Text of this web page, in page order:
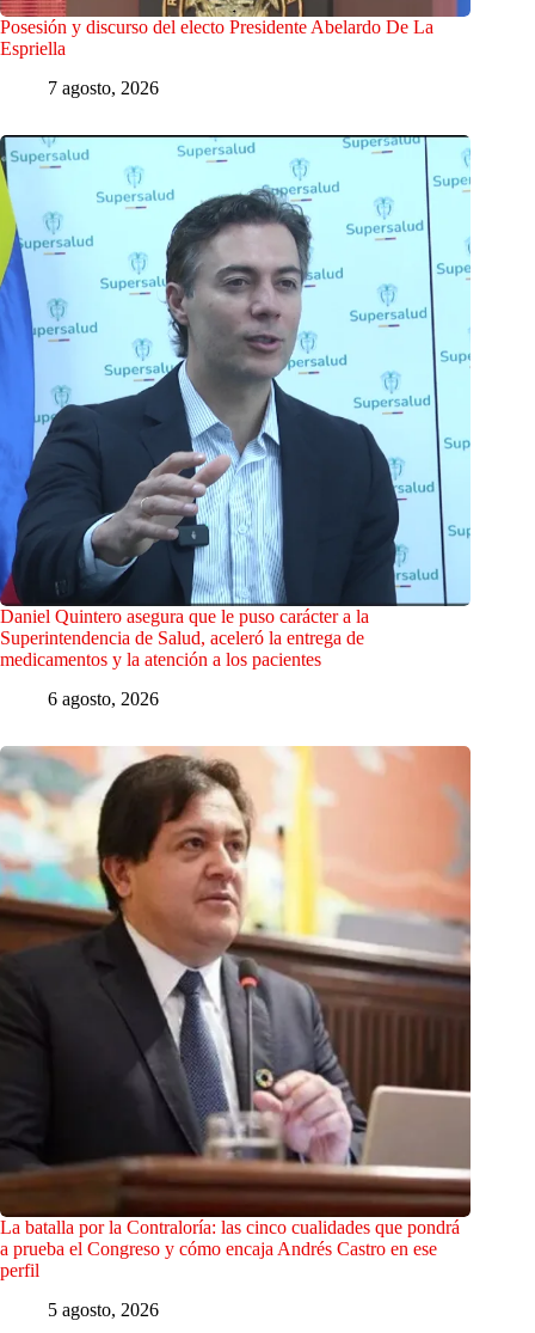
Posesión y discurso del electo Presidente Abelardo De La
Espriella
7 agosto, 2026
Daniel Quintero asegura que le puso carácter a la
Superintendencia de Salud, aceleró la entrega de
medicamentos y la atención a los pacientes
6 agosto, 2026
La batalla por la Contraloría: las cinco cualidades que pondrá
a prueba el Congreso y cómo encaja Andrés Castro en ese
perfil
5 agosto, 2026